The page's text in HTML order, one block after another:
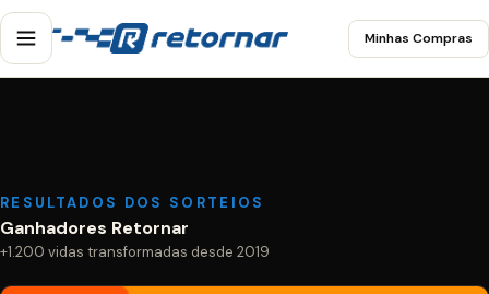
Minhas Compras
RESULTADOS DOS SORTEIOS
Ganhadores Retornar
+1.200 vidas transformadas desde 2019